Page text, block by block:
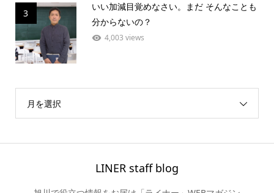
3
いい加減目覚めなさい。まだ そんなことも
分からないの？
4,003 views
月を選択
LINER staff blog